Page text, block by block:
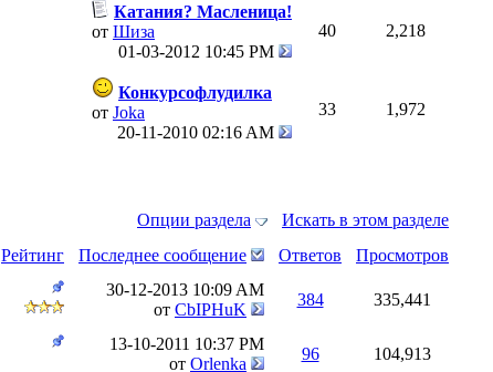
Катания? Масленица!
от Шиза
01-03-2012 10:45 PM
40 2,218
Конкурсофлудилка
от Joka
20-11-2010 02:16 AM
33 1,972
Опции раздела
Искать в этом разделе
Рейтинг
Последнее сообщение Ответов
Просмотров
30-12-2013 10:09 AM
от CbIPHuK
384 335,441
13-10-2011 10:37 PM
от Orlenka
96 104,913